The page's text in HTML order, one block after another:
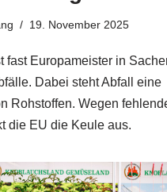
19. November 2025
fast Europameister in
Dabei steht Abfall eine
Rohstoffen. Wegen
die EU die Keule aus.